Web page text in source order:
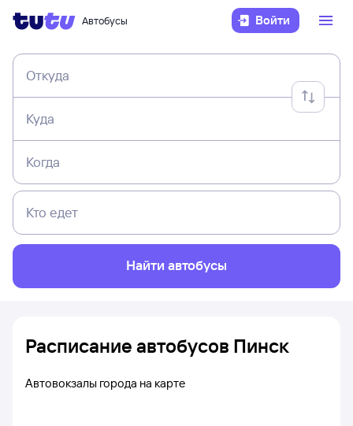
Автобусы Войти
Откуда
Куда
Когда
Кто едет
Найти автобусы
Расписание автобусов Пинск
Автовокзалы города на карте